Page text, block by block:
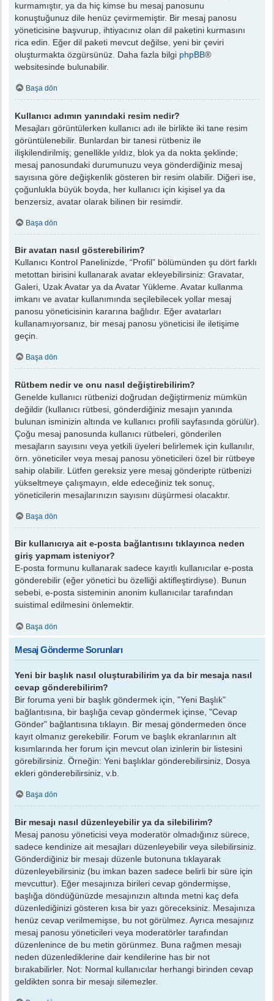
kurmamıştır, ya da hiç kimse bu mesaj panosunu
konuştuğunuz dile henüz çevirmemiştir. Bir mesaj panosu
yöneticisine başvurup, ihtiyacınız olan dil paketini kurmasını
rica edin. Eğer dil paketi mevcut değilse, yeni bir çeviri
oluşturmakta özgürsünüz. Daha fazla bilgi phpBB®
websitesinde bulunabilir.
Başa dön
Kullanıcı adımın yanındaki resim nedir?
Mesajları görüntülerken kullanıcı adı ile birlikte iki tane resim
görüntülenebilir. Bunlardan bir tanesi rütbeniz ile
ilişkilendirilmiş; genellikle yıldız, blok ya da nokta şeklinde;
mesaj panosundaki durumunuzu veya gönderdiğiniz mesaj
sayısına göre değişkenlik gösteren bir resim olabilir. Diğeri ise,
çoğunlukla büyük boyda, her kullanıcı için kişisel ya da
benzersiz, avatar olarak bilinen bir resimdir.
Başa dön
Bir avatarı nasıl gösterebilirim?
Kullanıcı Kontrol Panelinizde, “Profil” bölümünden şu dört farklı
metottan birisini kullanarak avatar ekleyebilirsiniz: Gravatar,
Galeri, Uzak Avatar ya da Avatar Yükleme. Avatar kullanma
imkanı ve avatar kullanımında seçilebilecek yollar mesaj
panosu yöneticisinin kararına bağlıdır. Eğer avatarları
kullanamıyorsanız, bir mesaj panosu yöneticisi ile iletişime
geçin.
Başa dön
Rütbem nedir ve onu nasıl değiştirebilirim?
Genelde kullanıcı rütbenizi doğrudan değiştirmeniz mümkün
değildir (kullanıcı rütbesi, gönderdiğiniz mesajın yanında
bulunan isminizin altında ve kullanıcı profili sayfasında görülür).
Çoğu mesaj panosunda kullanıcı rütbeleri, gönderilen
mesajların sayısını veya yetkili üyeleri belirlemek için kullanılır,
örn. yöneticiler veya mesaj panosu yöneticileri özel bir rütbeye
sahip olabilir. Lütfen gereksiz yere mesaj gönderipte rütbenizi
yükseltmeye çalışmayın, elde edeceğiniz tek sonuç,
yöneticilerin mesajlarınızın sayısını düşürmesi olacaktır.
Başa dön
Bir kullanıcıya ait e-posta bağlantısını tıklayınca neden
giriş yapmam isteniyor?
E-posta formunu kullanarak sadece kayıtlı kullanıcılar e-posta
gönderebilir (eğer yönetici bu özelliği aktifleştirdiyse). Bunun
sebebi, e-posta sisteminin anonim kullanıcılar tarafından
suistimal edilmesini önlemektir.
Başa dön
Mesaj Gönderme Sorunları
Yeni bir başlık nasıl oluşturabilirim ya da bir mesaja nasıl
cevap gönderebilirim?
Bir foruma yeni bir başlık göndermek için, "Yeni Başlık"
bağlantısına, bir başlığa cevap göndermek içinse, "Cevap
Gönder" bağlantısına tıklayın. Bir mesaj göndermeden önce
kayıt olmanız gerekebilir. Forum ve başlık ekranlarının alt
kısımlarında her forum için mevcut olan izinlerin bir listesini
görebilirsiniz. Örneğin: Yeni başlıklar gönderebilirsiniz, Dosya
ekleri gönderebilirsiniz, v.b.
Başa dön
Bir mesajı nasıl düzenleyebilir ya da silebilirim?
Mesaj panosu yöneticisi veya moderatör olmadığınız sürece,
sadece kendinize ait mesajları düzenleyebilir veya silebilirsiniz.
Gönderdiğiniz bir mesajı düzenle butonuna tıklayarak
düzenleyebilirsiniz (bu imkan bazen sadece belirli bir süre için
mevcuttur). Eğer mesajınıza birileri cevap göndermişse,
başlığa döndüğünüzde mesajınızın altında metni kaç defa
düzenlediğinizi gösteren kısa bir yazı göreceksiniz. Mesajınıza
henüz cevap verilmemişse, bu not görülmez. Ayrıca mesajınız
mesaj panosu yöneticileri veya moderatörler tarafından
düzenlenince de bu metin görünmez. Buna rağmen mesajı
neden düzenlediklerine dair kendilerine has bir not
bırakabilirler. Not: Normal kullanıcılar herhangi birinden cevap
geldikten sonra bir mesajı silemezler.